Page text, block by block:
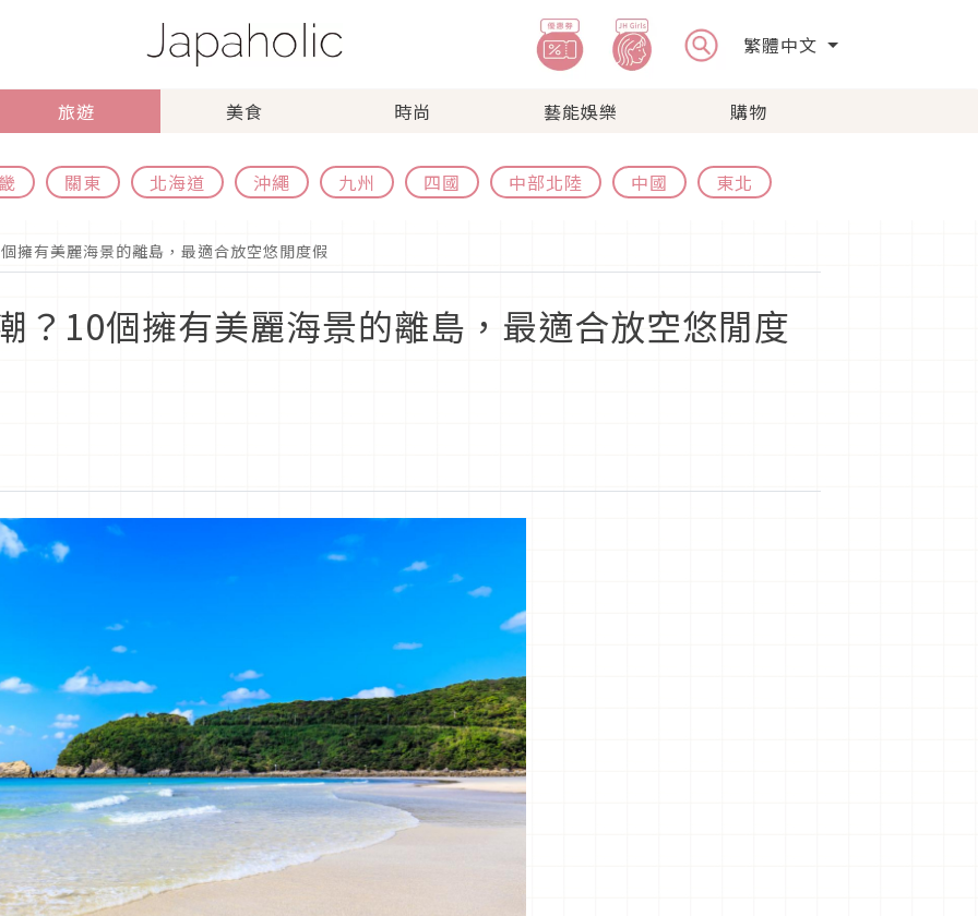
繁體中文
旅遊 美食 時尚 藝能娛樂 購物
關東 北海道 沖繩 九州 四國 中部北陸 中國 東北
擁有美麗海景的離島，最適合放空悠閒度假
？10個擁有美麗海景的離島，最適合放空悠閒度